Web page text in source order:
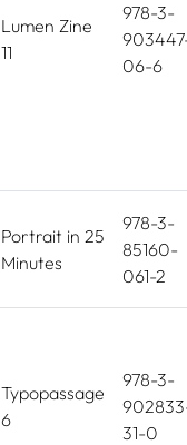
Lumen Zine
11
978-3-
06-6
Portrait in 25
Minutes
978-3-
85160-
061-2
Typopassage
6
978-3-
31-0